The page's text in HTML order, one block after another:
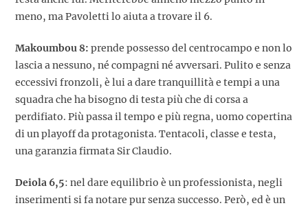
meno, ma Pavoletti lo aiuta a trovare il 6.
Makoumbou 8: prende possesso del centrocampo e non lo
lascia a nessuno, né compagni né avversari. Pulito e senza
eccessivi fronzoli, è lui a dare tranquillità e tempi a una
squadra che ha bisogno di testa più che di corsa a
perdifiato. Più passa il tempo e più regna, uomo copertina
di un playoff da protagonista. Tentacoli, classe e testa,
una garanzia firmata Sir Claudio.
Deiola 6,5: nel dare equilibrio è un professionista, negli
inserimenti si fa notare pur senza successo. Però, ed è un